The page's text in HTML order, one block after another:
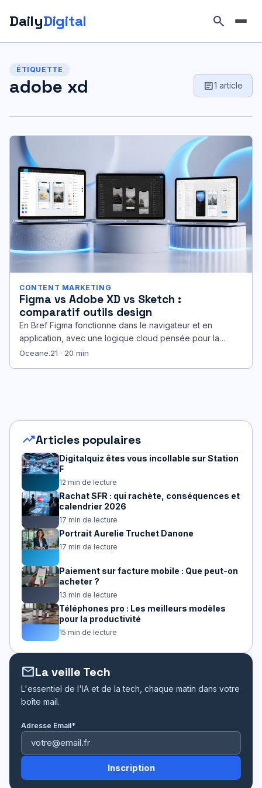
DailyDigital search
contenu
ÉTIQUETTE
adobe xd article1 article
CONTENT MARKETING
Figma vs Adobe XD vs Sketch :
comparatif outils design
En Bref Figma fonctionne dans le navigateur et en
application, avec une logique cloud pensée pour la
collaboration en temps…
Oceane.21 · 20 min
trending_upArticles populaires
Digitalquiz êtes vous incollable sur Station
F
12 min de lecture
Rachat SFR : qui rachète, conséquences et
calendrier 2026
17 min de lecture
Portrait Aurelie Truchet Danone
17 min de lecture
Paiement sur facture mobile : Que peut-on
acheter ?
13 min de lecture
Téléphones pro : Les meilleurs modèles
pour la productivité
15 min de lecture
mailLa veille Tech
L'essentiel de l'IA et de la tech, chaque matin dans votre
boîte mail.
Adresse Email*